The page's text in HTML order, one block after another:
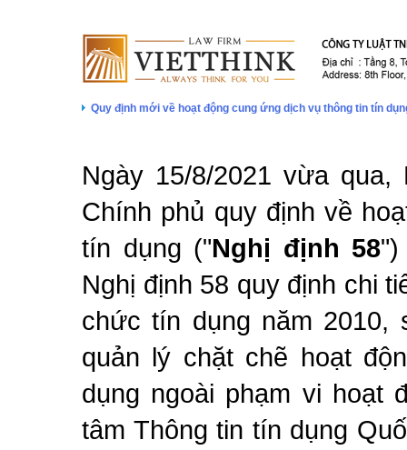
Quy định mới về hoạt động cung ứng dịch vụ thông tin tín
Ngày 15/8/2021 vừa
Chính phủ quy định về
tín dụng ("Nghị định 58
Nghị định 58 quy định chi
chức tín dụng năm 2010,
quản lý chặt chẽ hoạt
dụng ngoài phạm vi hoạt
tâm Thông tin tín dụng